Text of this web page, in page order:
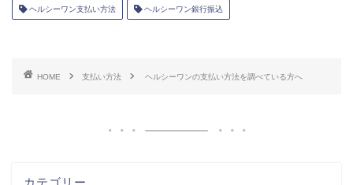
ヘルシーワン支払い方法 ヘルシーワン銀行振込
HOME 支払い方法 ヘルシーワンの支払い方法を調べている方へ